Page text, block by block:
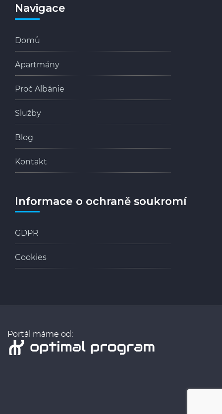
Navigace
Domů
Apartmány
Proč Albánie
Služby
Blog
Kontakt
Informace o ochraně soukromí
GDPR
Cookies
Portál máme od: